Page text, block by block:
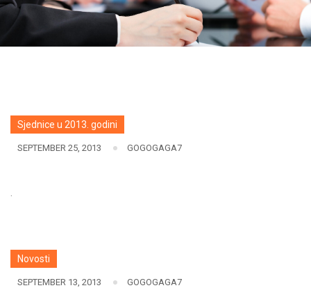
Sjednice u 2013. godini
SEPTEMBER 25, 2013 GOGOGAGA7
.
Novosti
SEPTEMBER 13, 2013 GOGOGAGA7